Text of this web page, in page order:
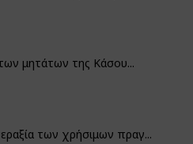
των μητάτων της Κάσου...
των χρήσιμων πραγ...